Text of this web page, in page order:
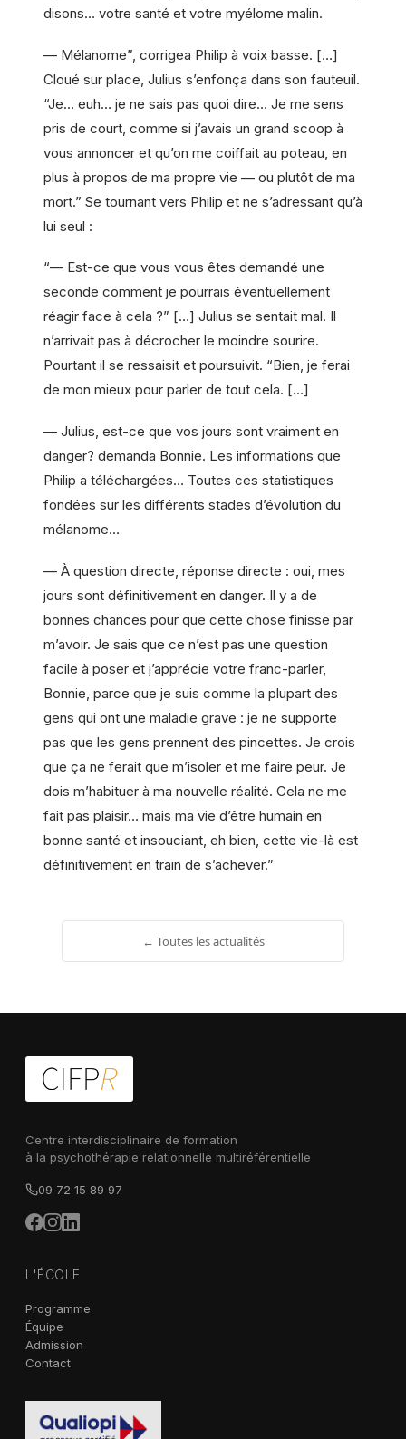
disons… votre santé et votre myélome malin.
— Mélanome”, corrigea Philip à voix basse. […]
Cloué sur place, Julius s’enfonça dans son fauteuil.
“Je… euh… je ne sais pas quoi dire… Je me sens
pris de court, comme si j’avais un grand scoop à
vous annoncer et qu’on me coiffait au poteau, en
plus à propos de ma propre vie — ou plutôt de ma
mort.” Se tournant vers Philip et ne s’adressant qu’à
lui seul :
“— Est-ce que vous vous êtes demandé une
seconde comment je pourrais éventuellement
réagir face à cela ?” […] Julius se sentait mal. Il
n’arrivait pas à décrocher le moindre sourire.
Pourtant il se ressaisit et poursuivit. “Bien, je ferai
de mon mieux pour parler de tout cela. […]
— Julius, est-ce que vos jours sont vraiment en
danger? demanda Bonnie. Les informations que
Philip a téléchargées… Toutes ces statistiques
fondées sur les différents stades d’évolution du
mélanome…
— À question directe, réponse directe : oui, mes
jours sont définitivement en danger. Il y a de
bonnes chances pour que cette chose finisse par
m’avoir. Je sais que ce n’est pas une question
facile à poser et j’apprécie votre franc-parler,
Bonnie, parce que je suis comme la plupart des
gens qui ont une maladie grave : je ne supporte
pas que les gens prennent des pincettes. Je crois
que ça ne ferait que m’isoler et me faire peur. Je
dois m’habituer à ma nouvelle réalité. Cela ne me
fait pas plaisir… mais ma vie d’être humain en
bonne santé et insouciant, eh bien, cette vie-là est
définitivement en train de s’achever.”
← Toutes les actualités
Centre interdisciplinaire de formation
à la psychothérapie relationnelle multiréférentielle
09 72 15 89 97
L'ÉCOLE
Programme
Équipe
Admission
Contact